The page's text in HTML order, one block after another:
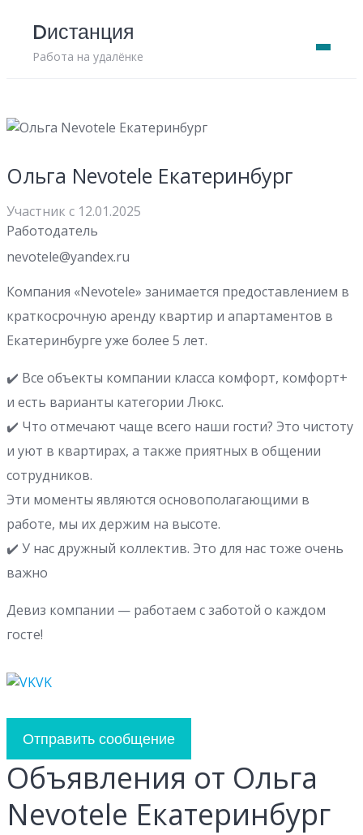
content
Dистанция
Работа на удалёнке
Ольга Nevotele Екатеринбург
Участник с 12.01.2025
Работодатель
nevotele@yandex.ru
Компания «Nevotele» занимается предоставлением в
краткосрочную аренду квартир и апартаментов в
Екатеринбурге уже более 5 лет.
✔️ Все объекты компании класса комфорт, комфорт+
и есть варианты категории Люкс.
✔️ Что отмечают чаще всего наши гости? Это чистоту
и уют в квартирах, а также приятных в общении
сотрудников.
Эти моменты являются основополагающими в
работе, мы их держим на высоте.
✔️ У нас дружный коллектив. Это для нас тоже очень
важно
Девиз компании — работаем с заботой о каждом
госте!
VK
Отправить сообщение
Объявления от Ольга
Nevotele Екатеринбург